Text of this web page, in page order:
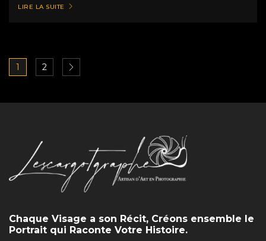
LIRE LA SUITE
1 2
Chaque Visage a son Récit, Créons ensemble le
Portrait qui Raconte Votre Histoire.